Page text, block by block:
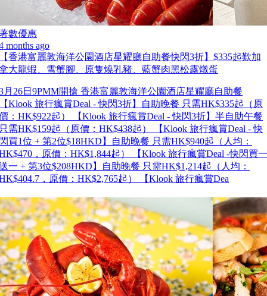
數優惠
months ago
香港富麗敦海洋公園酒店星耀廳自助餐快閃3折】$335起歎加
大龍蝦、雪蟹腳、原隻燒乳豬、藍蟹肉黑松露燉蛋
月26日9PMM開搶 香港富麗敦海洋公園酒店星耀廳自助餐
Klook 旅行瘋賞Deal - 快閃3折】自助晚餐 只需HK$335起（原
：HK$922起） 【Klook 旅行瘋賞Deal - 快閃3折】半自助午餐
需HK$159起（原價：HK$438起） 【Klook 旅行瘋賞Deal - 快
買1位 + 第2位$18HKD】自助晚餐 只需HK$940起（人均：
，原價：HK$1,844起） 【Klook 旅行瘋賞Deal -快閃買一
一 + 第3位$208HKD】自助晚餐 只需HK$1,214起（人均：
，原價：HK$2,765起） 【Klook 旅行瘋賞Dea